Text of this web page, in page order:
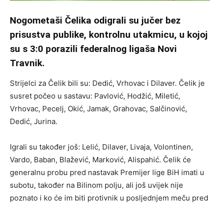
Nogometaši Čelika odigrali su jučer bez
prisustva publike, kontrolnu utakmicu, u kojoj
su s 3:0 porazili federalnog ligaša Novi
Travnik.
Strijelci za Čelik bili su: Dedić, Vrhovac i Dilaver. Čelik je
susret počeo u sastavu: Pavlović, Hodžić, Miletić,
Vrhovac, Pecelj, Okić, Jamak, Grahovac, Salčinović,
Dedić, Jurina.
Igrali su također još: Lelić, Dilaver, Livaja, Volontinen,
Vardo, Baban, Blažević, Marković, Alispahić. Čelik će
generalnu probu pred nastavak Premijer lige BiH imati u
subotu, također na Bilinom polju, ali još uvijek nije
poznato i ko će im biti protivnik u posljednjem meču pred